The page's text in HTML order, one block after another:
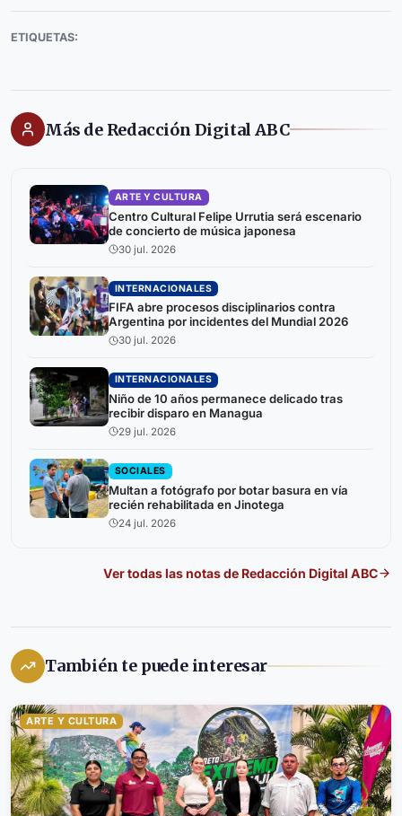
ETIQUETAS:
Más de Redacción Digital ABC
ARTE Y CULTURA
Centro Cultural Felipe Urrutia será escenario
de concierto de música japonesa
30 jul. 2026
INTERNACIONALES
FIFA abre procesos disciplinarios contra
Argentina por incidentes del Mundial 2026
30 jul. 2026
INTERNACIONALES
Niño de 10 años permanece delicado tras
recibir disparo en Managua
29 jul. 2026
SOCIALES
Multan a fotógrafo por botar basura en vía
recién rehabilitada en Jinotega
24 jul. 2026
Ver todas las notas de Redacción Digital ABC
También te puede interesar
ARTE Y CULTURA